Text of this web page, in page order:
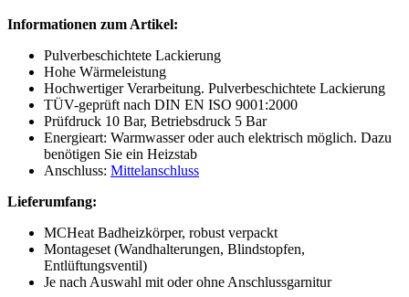
Informationen zum Artikel:
Pulverbeschichtete Lackierung
Hohe Wärmeleistung
Hochwertiger Verarbeitung. Pulverbeschichtete Lackierung
TÜV-geprüft nach DIN EN ISO 9001:2000
Prüfdruck 10 Bar, Betriebsdruck 5 Bar
Energieart: Warmwasser oder auch elektrisch möglich. Dazu
benötigen Sie ein Heizstab
Anschluss: Mittelanschluss
Lieferumfang:
MCHeat Badheizkörper, robust verpackt
Montageset (Wandhalterungen, Blindstopfen,
Entlüftungsventil)
Je nach Auswahl mit oder ohne Anschlussgarnitur